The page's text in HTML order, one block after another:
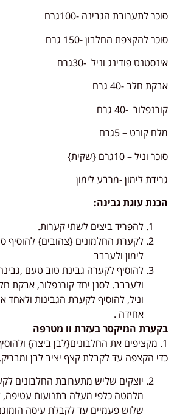
סוכר לתערובת הגבינה -100גרם
סוכר להקצפת החלבון -150 גרם
אינסטנט פודינג וניל -30גרם
אבקת חלב -40 גרם
קורנפלור -40 גרם
מלח קורט – 5גרם
סוכר וניל – 10גרם {שקית}
גרידת לימון -מרבע לימון
הכנת עוגת גבינה:
להפריד ביצים לשתי קערות.
לקערת החלמונים {צהובים} להוסיף
לימון ולערבב
ולערבב. לסנן יחד קורנפלור, אבקת
וניל, להוסיף לקערת הגבינות ולאחד
אחידה .
בקערת המיקסר בעזרת וו מטרפה
1. מקציפים את החלבונים{לבן ביצה}
כדי הקצפה עד לקבלת קצף יציב לבן ומבריק.
יוצקים שליש מתערובת החלבונים
מלמטה כלפי מעלה בתנועות עטיפה,
שלוש פעמיים עד לקבלת עיסה